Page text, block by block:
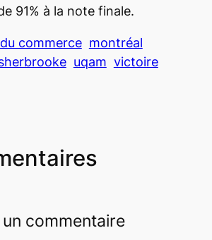
91% à la note finale.
commerce montréal
uqam victoire
commentaire